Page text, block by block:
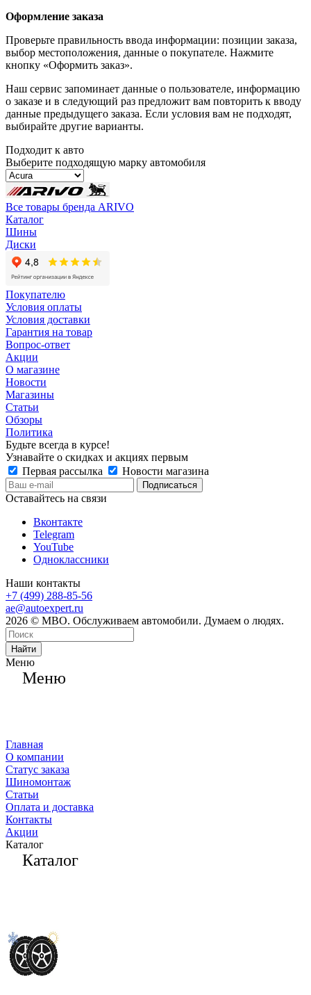
Оформление заказа
Проверьте правильность ввода информации: позиции заказа,
выбор местоположения, данные о покупателе. Нажмите
кнопку «Оформить заказ».
Наш сервис запоминает данные о пользователе, информацию
о заказе и в следующий раз предложит вам повторить к вводу
данные предыдущего заказа. Если условия вам не подходят,
выбирайте другие варианты.
Подходит к авто
Выберите подходящую марку автомобиля
Все товары бренда ARIVO
Каталог
Шины
Диски
Покупателю
Условия оплаты
Условия доставки
Гарантия на товар
Вопрос-ответ
Акции
О магазине
Новости
Магазины
Статьи
Обзоры
Политика
Будьте всегда в курсе!
Узнавайте о скидках и акциях первым
Первая рассылка
Новости магазина
Оставайтесь на связи
Вконтакте
Telegram
YouTube
Одноклассники
Наши контакты
+7 (499) 288-85-56
ae@autoexpert.ru
2026 © МВО. Обслуживаем автомобили. Думаем о людях.
Найти
Меню
Меню
Главная
О компании
Статус заказа
Шиномонтаж
Статьи
Оплата и доставка
Контакты
Акции
Каталог
Каталог